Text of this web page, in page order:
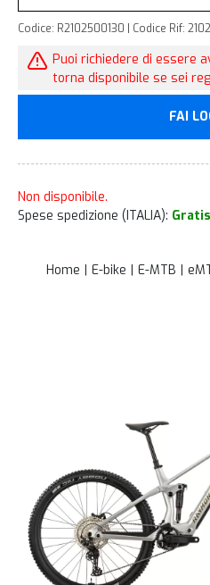
Codice: R2102500130 | Codice Rif:
Puoi richiedere di essere
torna disponibile se sei
FAI
Non disponibile.
Spese spedizione (ITALIA): Gratis
Home E-bike E-MTB